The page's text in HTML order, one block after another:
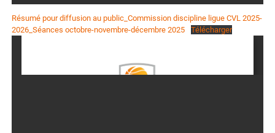
Résumé pour diffusion au public_Commission discipline ligue CVL 2025-
2026_Séances octobre-novembre-décembre 2025
Télécharger